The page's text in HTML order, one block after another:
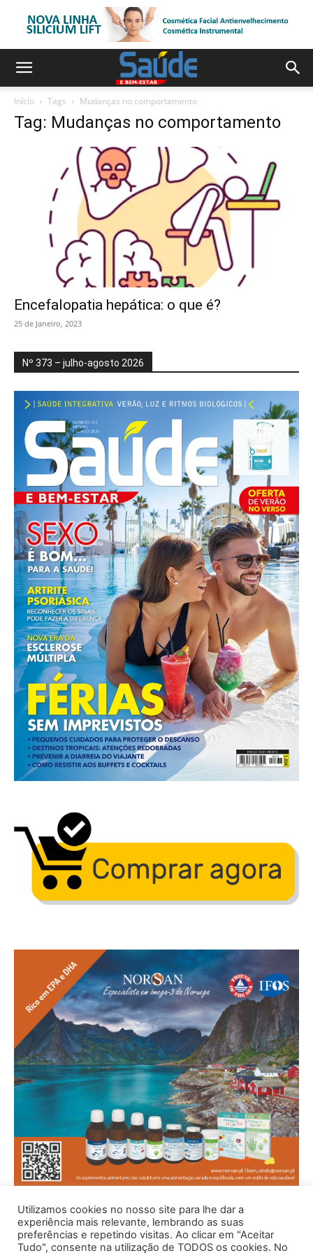
Início Tags Mudanças no comportamento
Tag: Mudanças no comportamento
Encefalopatia hepática: o que é?
25 de Janeiro, 2023
Nº 373 – julho-agosto 2026
Utilizamos cookies no nosso site para lhe dar a
experiência mais relevante, lembrando as suas
preferências e repetindo visitas. Ao clicar em "Aceitar
Tudo", consente na utilização de TODOS os cookies. No